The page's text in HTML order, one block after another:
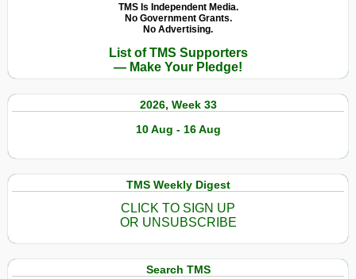
TMS Is Independent Media.
No Government Grants.
No Advertising.
List of TMS Supporters
— Make Your Pledge!
2026, Week 33
10 Aug - 16 Aug
TMS Weekly Digest
CLICK TO SIGN UP
OR UNSUBSCRIBE
Search TMS